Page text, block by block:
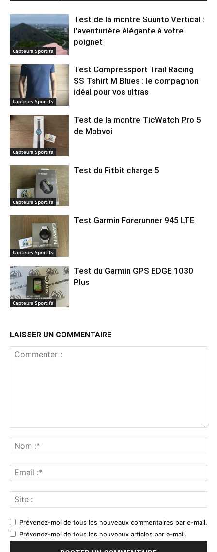
Capteurs Sportifs
Test de la montre Suunto Vertical :
l’aventurière élégante à votre
poignet
Capteurs Sportifs
Test Compressport Trail Racing
SS Tshirt M Blues : le compagnon
idéal pour vos ultras
Capteurs Sportifs
Test de la montre TicWatch Pro 5
de Mobvoi
Capteurs Sportifs
Test du Fitbit charge 5
Capteurs Sportifs
Test Garmin Forerunner 945 LTE
Capteurs Sportifs
Test du Garmin GPS EDGE 1030
Plus
LAISSER UN COMMENTAIRE
:*
:*
:
Prévenez-moi de tous les nouveaux commentaires par e-mail.
Prévenez-moi de tous les nouveaux articles par e-mail.